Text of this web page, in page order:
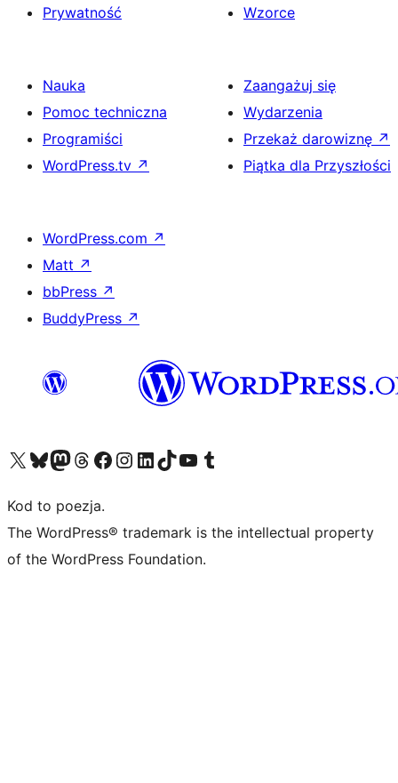
Prywatność
Wzorce
Nauka
Pomoc techniczna
Programiści
WordPress.tv ↗
Zaangażuj się
Wydarzenia
Przekaż darowiznę ↗
Piątka dla Przyszłości
WordPress.com ↗
Matt ↗
bbPress ↗
BuddyPress ↗
Odwiedź nasze konto X (dawniej Twitter)
Odwiedź nasze konto Bluesky
Odwiedź nasze konto na Mastodoncie
Odwiedź naszego Threadsa
Odwiedź naszego Facebooka
Odwiedź nasze konto na Instagramie
Odwiedź nasze konto na LinkedIn
Odwiedź naszego TikToka
Odwiedź nasz kanał YouTube
Odwiedź naszego Tumblra
Kod to poezja.
The WordPress® trademark is the intellectual property
of the WordPress Foundation.